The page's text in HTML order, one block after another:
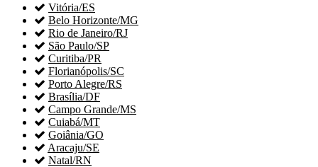
 Vitória/ES
 Belo Horizonte/MG
 Rio de Janeiro/RJ
 São Paulo/SP
 Curitiba/PR
 Florianópolis/SC
 Porto Alegre/RS
 Brasília/DF
 Campo Grande/MS
 Cuiabá/MT
 Goiânia/GO
 Aracaju/SE
 Natal/RN